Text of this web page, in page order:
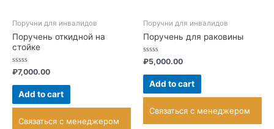
Поручни для инвалидов
Поручень откидной на
стойке
Rated
0
out
₽7,000.00
Add to cart
Связаться с менеджером
Поручни для инвалидов
Поручень для раковины
Rated
0
out
₽5,000.00
Add to cart
Связаться с менеджером